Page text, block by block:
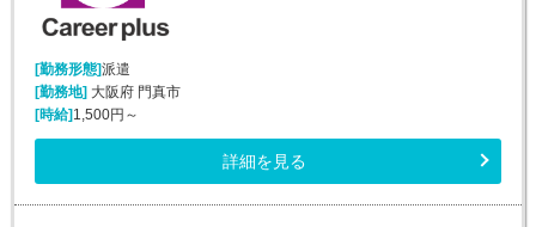
[勤務形態]派遣
[勤務地] 大阪府 門真市
[時給] 1,500円～
詳細を見る